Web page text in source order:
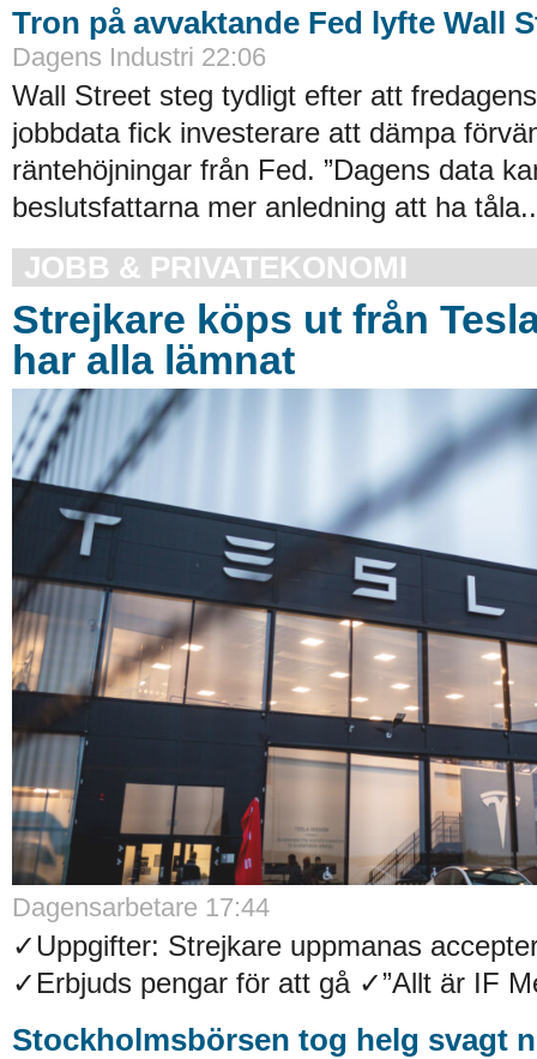
Tron på avvaktande Fed lyfte Wall
Dagens Industri 22:06
Wall Street steg tydligt efter att
jobbdata fick investerare att dämpa
räntehöjningar från Fed. ”Dagens data
beslutsfattarna mer anledning att ha tåla..
JOBB & PRIVATEKONOMI
Strejkare köps ut från
har alla lämnat
Dagensarbetare 17:44
✓Uppgifter: Strejkare uppmanas
✓Erbjuds pengar för att gå ✓”Allt är IF
Stockholmsbörsen tog helg svagt